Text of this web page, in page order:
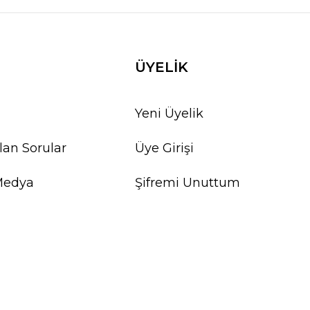
Sorular
ÜYELİK
Yeni Üyelik
Üye Girişi
Şifremi Unuttum